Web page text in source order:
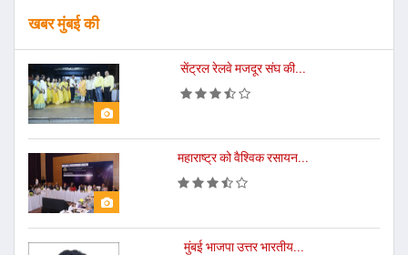
खबर मुंबई की
सेंट्रल रेलवे मजदूर संघ की...
महाराष्ट्र को वैश्विक रसायन...
मुंबई भाजपा उत्तर भारतीय...